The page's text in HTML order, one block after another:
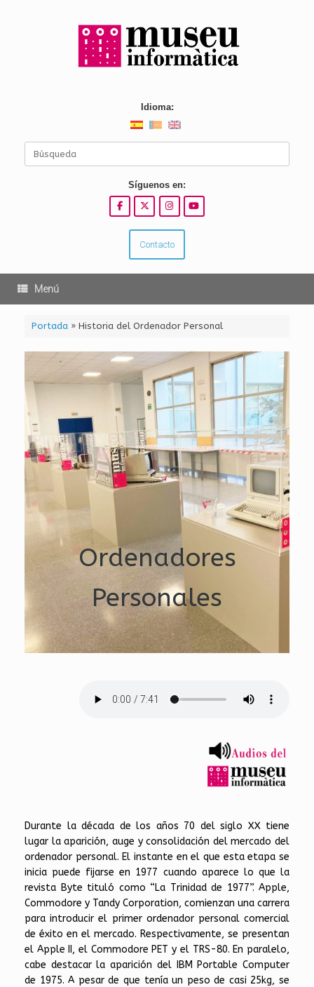
Idioma:
Buscar:
Síguenos en:
Contacto
Menú
Portada» Historia del Ordenador Personal
Ordenadores
Personales
Durante la década de los años 70 del siglo XX tiene
lugar la aparición, auge y consolidación del mercado del
ordenador personal. El instante en el que esta etapa se
inicia puede fijarse en 1977 cuando aparece lo que la
revista Byte tituló como “La Trinidad de 1977”. Apple,
Commodore y Tandy Corporation, comienzan una carrera
para introducir el primer ordenador personal comercial
de éxito en el mercado. Respectivamente, se presentan
el Apple II, el Commodore PET y el TRS-80. En paralelo,
cabe destacar la aparición del IBM Portable Computer
de 1975. A pesar de que tenía un peso de casi 25kg, se